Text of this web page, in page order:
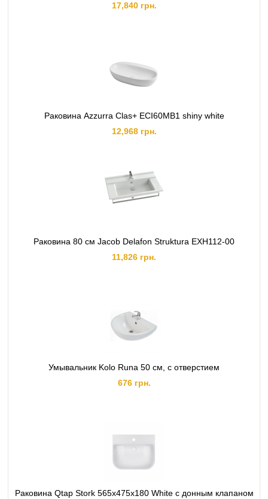
17,840 грн.
Раковина Azzurra Clas+ ECI60MB1 shiny white
12,968 грн.
Раковина 80 см Jacob Delafon Struktura EXH112-00
11,826 грн.
Умывальник Kolo Runa 50 см, с отверстием
676 грн.
Раковина Qtap Stork 565х475х180 White с донным клапаном